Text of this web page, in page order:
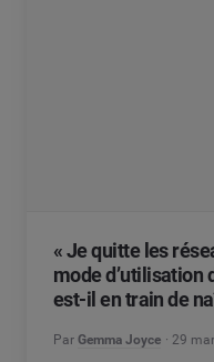
« Je quitte les
mode d’utilisation
est-il en train de
Par Gemma Joyce 29